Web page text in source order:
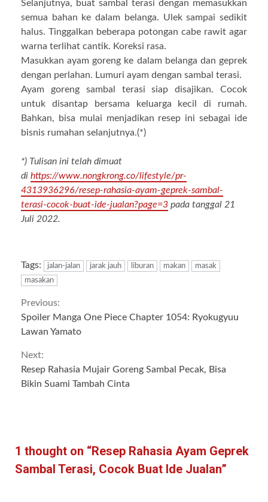
Selanjutnya, buat sambal terasi dengan memasukkan
semua bahan ke dalam belanga. Ulek sampai sedikit
halus. Tinggalkan beberapa potongan cabe rawit agar
warna terlihat cantik. Koreksi rasa.
Masukkan ayam goreng ke dalam belanga dan geprek
dengan perlahan. Lumuri ayam dengan sambal terasi.
Ayam goreng sambal terasi siap disajikan. Cocok
untuk disantap bersama keluarga kecil di rumah.
Bahkan, bisa mulai menjadikan resep ini sebagai ide
bisnis rumahan selanjutnya.(*)
*) Tulisan ini telah dimuat
di https://www.nongkrong.co/lifestyle/pr-
4313936296/resep-rahasia-ayam-geprek-sambal-
terasi-cocok-buat-ide-jualan?page=3 pada tanggal 21
Juli 2022.
Tags: jalan-jalan jarak jauh liburan makan
masak
masakan
Continue
Reading
Previous:
Spoiler Manga One Piece Chapter 1054: Ryokugyuu
Lawan Yamato
Next:
Resep Rahasia Mujair Goreng Sambal Pecak, Bisa
Bikin Suami Tambah Cinta
1 thought on “Resep Rahasia Ayam Geprek
Sambal Terasi, Cocok Buat Ide Jualan”